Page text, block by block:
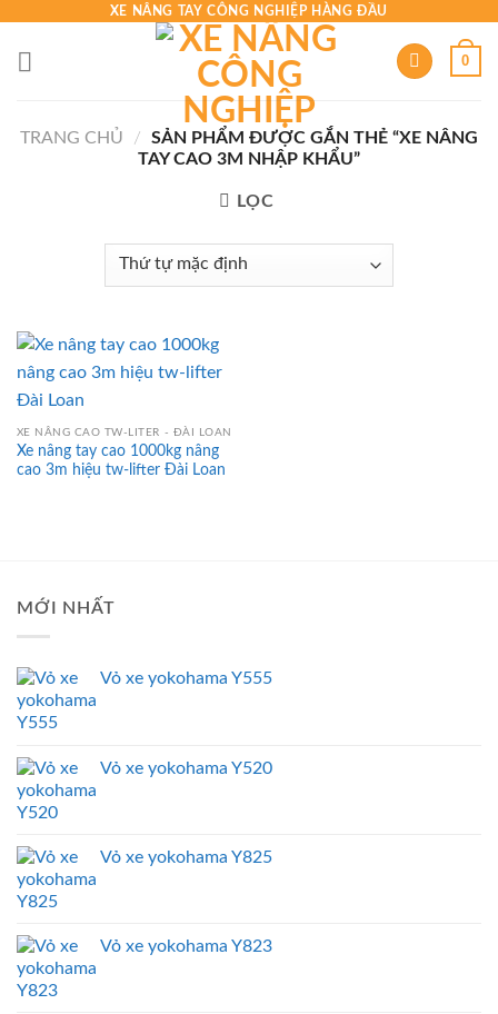
content
XE NÂNG TAY CÔNG NGHIỆP HÀNG ĐẦU
0
TRANG CHỦ /
SẢN PHẨM ĐƯỢC GẮN THẺ “XE NÂNG
TAY CAO 3M NHẬP KHẨU”
LỌC
XE NÂNG CAO TW-LITER - ĐÀI LOAN
Xe nâng tay cao 1000kg nâng
cao 3m hiệu tw-lifter Đài Loan
MỚI NHẤT
Vỏ xe yokohama Y555
Vỏ xe yokohama Y520
Vỏ xe yokohama Y825
Vỏ xe yokohama Y823